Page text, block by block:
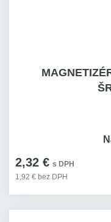
2,32 € s DPH
1,92 € bez DPH